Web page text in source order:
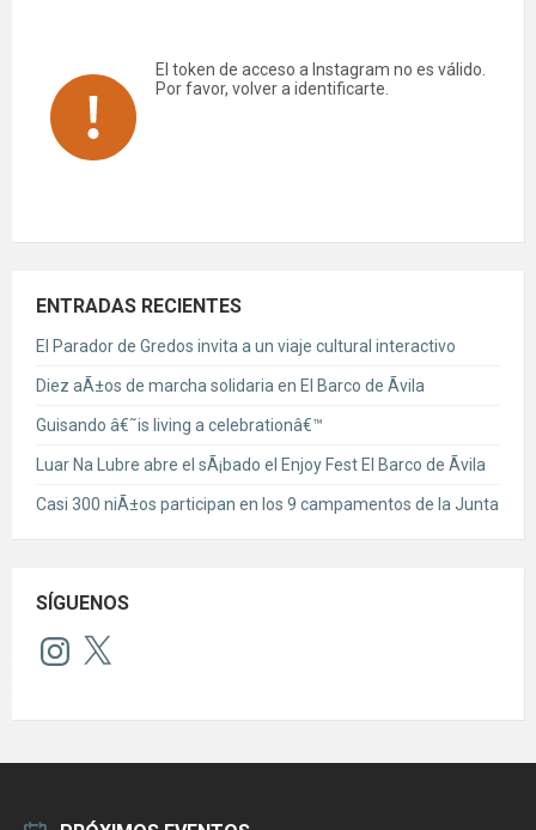
El token de acceso a Instagram no es válido.
Por favor, volver a identificarte.
ENTRADAS RECIENTES
El Parador de Gredos invita a un viaje cultural interactivo
Diez aÃ±os de marcha solidaria en El Barco de Ãvila
Guisando â€˜is living a celebrationâ€™
Luar Na Lubre abre el sÃ¡bado el Enjoy Fest El Barco de Ãvila
Casi 300 niÃ±os participan en los 9 campamentos de la Junta
SÍGUENOS
Instagram
X